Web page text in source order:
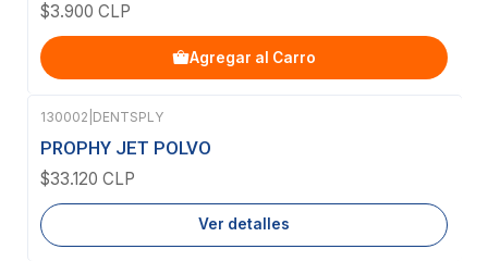
$3.900 CLP
Agregar al Carro
Agotado
130002 DENTSPLY
PROPHY JET POLVO
$33.120 CLP
Ver detalles